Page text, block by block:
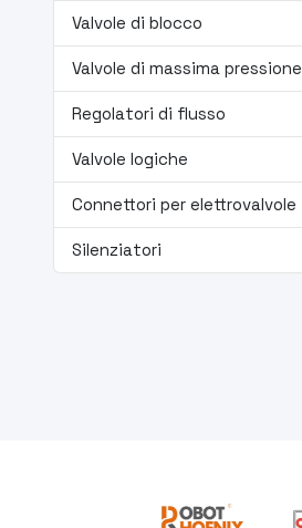
Valvole di blocco
Valvole di massima pressione
Regolatori di flusso
Valvole logiche
Connettori per elettrovalvole
Silenziatori